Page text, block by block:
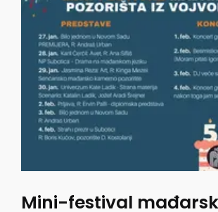
Mini-festival